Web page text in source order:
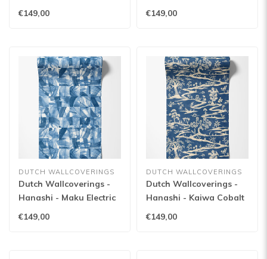
Lagoon - HAN50133W
€149,00
HAN50129W
€149,00
DUTCH WALLCOVERINGS
Dutch Wallcoverings -
Hanashi - Maku Electric
Blue - HAN50125W
€149,00
DUTCH WALLCOVERINGS
Dutch Wallcoverings -
Hanashi - Kaiwa Cobalt
- HAN50110W
€149,00